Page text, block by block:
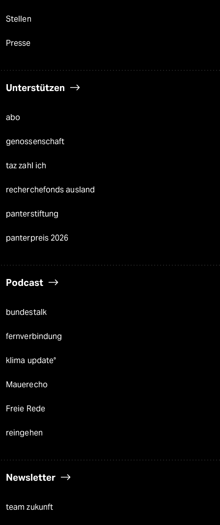
Stellen
Presse
Unterstützen
abo
genossenschaft
taz zahl ich
recherchefonds ausland
panterstiftung
panterpreis 2026
Podcast
bundestalk
fernverbindung
klima update°
Mauerecho
Freie Rede
reingehen
Newsletter
team zukunft